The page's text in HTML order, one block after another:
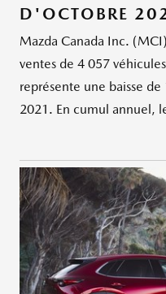
D'OCTOBRE
Mazda Canada Inc.
ventes de 4 057
représente une baisse
2021. En cumul annuel,